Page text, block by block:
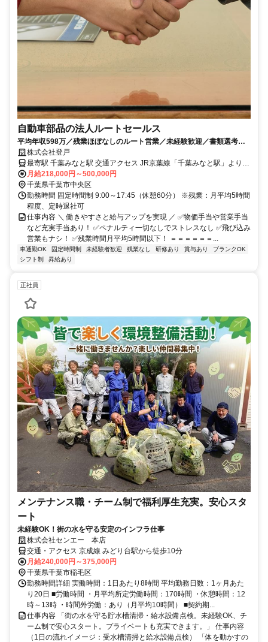
自動車部品の法人ルートセールス
平均年収598万／残業ほぼなしのルート営業／未経験歓迎／書類選考な
し・全員面接／自動車部品の固定客フォロー
株式会社登戸
最寄駅 千葉みなと駅 交通アクセス JR京葉線「千葉みなと駅」より徒
歩約10分
月給218,000円～500,000円
千葉県千葉市中央区
勤務時間 固定時間制 9:00～17:45（休憩60分） ※残業：月平均5時間
程度、定時退社可
仕事内容 ＼ 働きやすさと給与アップを実現 ／ ✅物価手当や営業手当
など充実手当あり！ ✅ペナルティ一切なしでストレスなし ✅飛び込み
営業もナシ！ ✅残業時間月平均5時間以下！ ＝＝＝＝＝＝...
車通勤OK 固定時間制 未経験者歓迎 残業なし 研修あり 賞与あり
ブランクOK
シフト制
昇給あり
正社員
メンテナンス職・チーム制で福利厚生充実。安心スタ
ート
未経験OK！街の水を守る安定のインフラ仕事
株式会社センエー 本店
交通・アクセス 京成線 みどり台駅から徒歩10分
月給240,000円～375,000円
千葉県千葉市稲毛区
勤務時間詳細 実働時間：1日あたり8時間 平均勤務日数：1ヶ月あた
り20日 ■労働時間 ・月平均所定労働時間：170時間 ・休憩時間：12
時～13時 ・時間外労働：あり（月平均10時間） ■契約期...
仕事内容 「街の水を守る貯水槽清掃・給水設備点検。未経験OK、チ
ーム制で安心スタート。プライベートも充実できます。」 仕事内容
（1日の流れイメージ：受水槽清掃と給水設備点検） 「体を動かすの